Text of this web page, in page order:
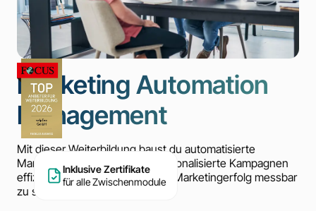
Inklusive Zertifikate
für alle Zwischenmodule
Marketing Automation
Management
Mit dieser Weiterbildung baust du automatisierte
Marketingprozesse auf, um personalisierte Kampagnen
effizient zu steuern und deinen Marketingerfolg messbar
zu steigern.